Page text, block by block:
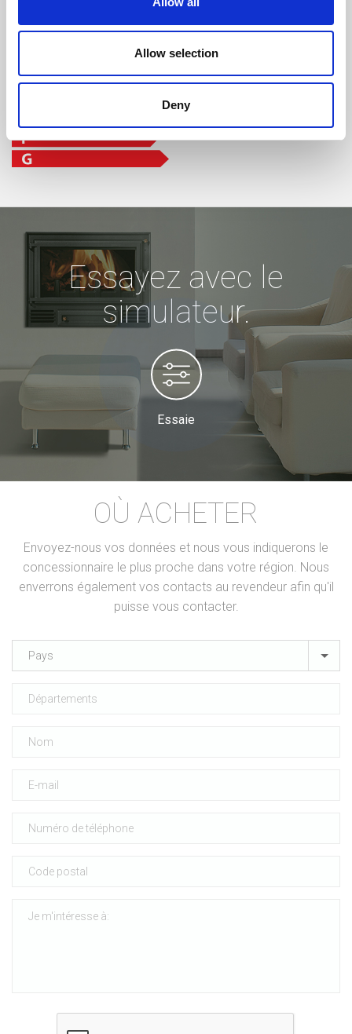
Allow selection
Deny
Essayez avec le
simulateur.
Essaie
OÙ ACHETER
Envoyez-nous vos données et nous vous indiquerons le
concessionnaire le plus proche dans votre région. Nous
enverrons également vos contacts au revendeur afin qu'il
puisse vous contacter.
Pays